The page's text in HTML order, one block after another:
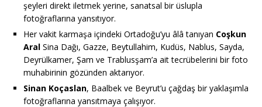
şeyleri direkt iletmek yerine, sanatsal bir üslupla
fotoğraflarına yansıtıyor.
Her vakit karmaşa içindeki Ortadoğu’yu âlâ tanıyan Coşkun
Aral Sina Dağı, Gazze, Beytullahim, Kudüs, Nablus, Sayda,
Deyrülkamer, Şam ve Trablusşam’a ait tecrübelerini bir foto
muhabirinin gözünden aktarıyor.
Sinan Koçaslan, Baalbek ve Beyrut’u çağdaş bir yaklaşımla
fotoğraflarına yansıtmaya çalışıyor.